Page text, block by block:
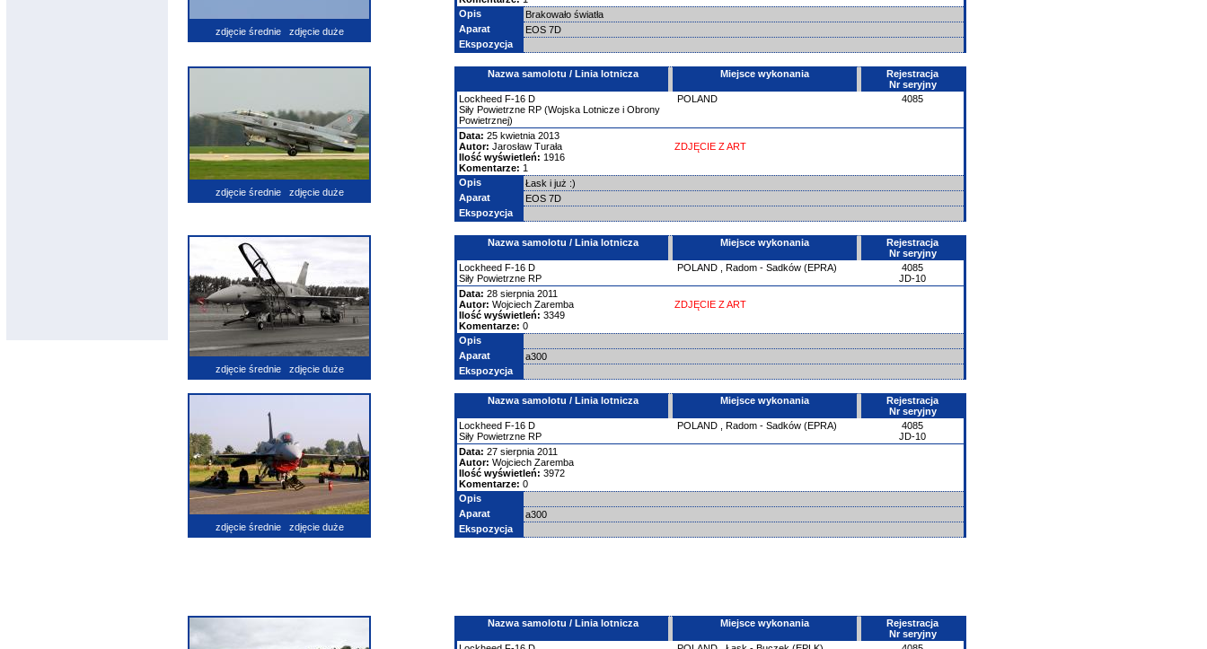
zdjęcie średnie zdjęcie duże
Opis
Brakowało światła
Aparat
EOS 7D
Ekspozycja
zdjęcie średnie zdjęcie duże
Nazwa samolotu / Linia lotnicza Miejsce wykonania
Rejestracja
Nr seryjny
Lockheed F-16 D
Siły Powietrzne RP (Wojska Lotnicze i Obrony
Powietrznej)
POLAND 4085
Data: 25 kwietnia 2013
Autor: Jarosław Turała
Ilość wyświetleń: 1916
Komentarze: 1
ZDJĘCIE Z ART
Opis
Łask i już :)
Aparat
EOS 7D
Ekspozycja
zdjęcie średnie zdjęcie duże
Nazwa samolotu / Linia lotnicza Miejsce wykonania
Rejestracja
Nr seryjny
Lockheed F-16 D
Siły Powietrzne RP
POLAND Radom - Sadków (EPRA)
4085
JD-10
Data: 28 sierpnia 2011
Autor: Wojciech Zaremba
Ilość wyświetleń: 3349
Komentarze: 0
ZDJĘCIE Z ART
Opis
Aparat
a300
Ekspozycja
zdjęcie średnie zdjęcie duże
Nazwa samolotu / Linia lotnicza Miejsce wykonania
Rejestracja
Nr seryjny
Lockheed F-16 D
Siły Powietrzne RP
POLAND Radom - Sadków (EPRA)
4085
JD-10
Data: 27 sierpnia 2011
Autor: Wojciech Zaremba
Ilość wyświetleń: 3972
Komentarze: 0
Opis
Aparat
a300
Ekspozycja
Nazwa samolotu / Linia lotnicza Miejsce wykonania
Rejestracja
Nr seryjny